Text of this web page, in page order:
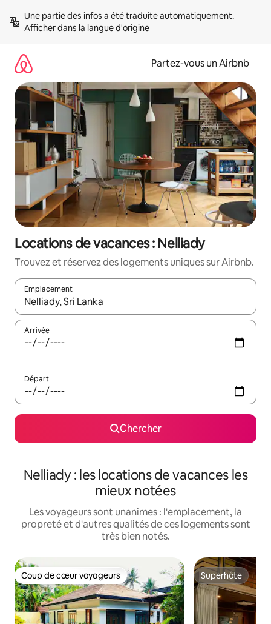
directement
Afficher dans la langue d'origine
Partez-vous un Airbnb
Locations de vacances : Nelliady
Trouvez et réservez des logements uniques sur Airbnb.
Emplacement
Quand les résultats sont affichés, parcourez-les en utilisant
Arrivée
Départ
Chercher
Nelliady : les locations de vacances les
mieux notées
Les voyageurs sont unanimes : l'emplacement, la
propreté et d'autres qualités de ces logements sont
très bien notés.
Coup de cœur voyageurs
Coup de cœur voyageurs Superhôte
Superhôte